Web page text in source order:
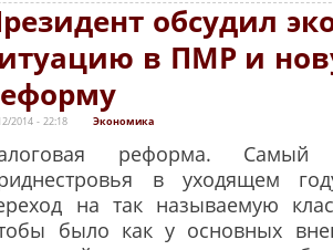
обсудил
в ПМР и
2014 - 22:18 Экономика
реформа. Самый
в уходящем
на так называемую
было как у основных